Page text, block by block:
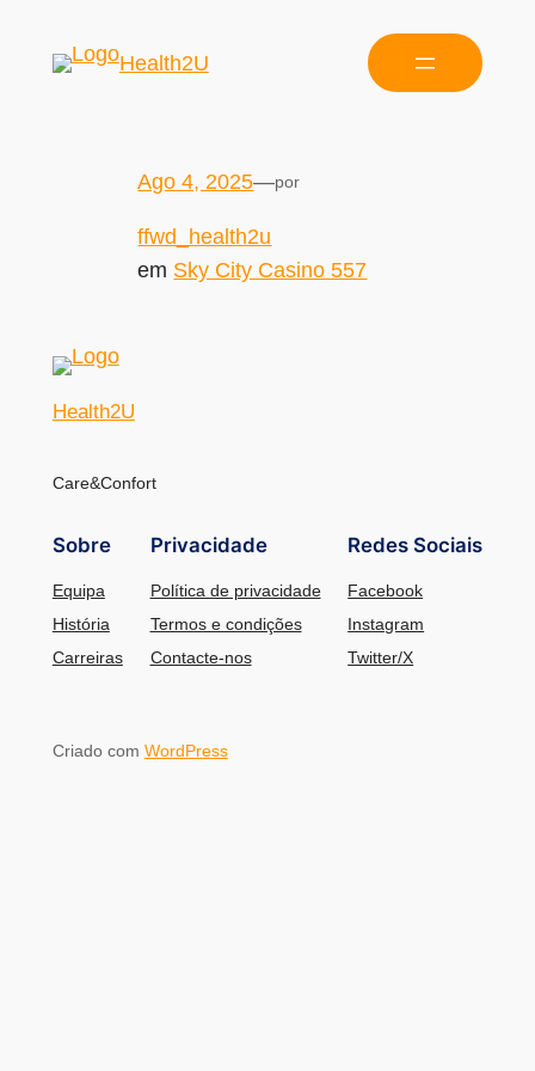
Health2U
Ago 4, 2025—por
ffwd_health2u
em Sky City Casino 557
Health2U
Care&Confort
Sobre
Equipa
História
Carreiras
Privacidade
Política de privacidade
Termos e condições
Contacte-nos
Redes Sociais
Facebook
Instagram
Twitter/X
Criado com WordPress